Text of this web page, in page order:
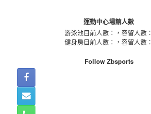
運動中心場館人數
游泳池目前人數：
，容留人數：
健身房目前人數：
，容留人數：
Follow Zbsports